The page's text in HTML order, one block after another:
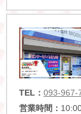
TEL： 093-967-
営業時間：